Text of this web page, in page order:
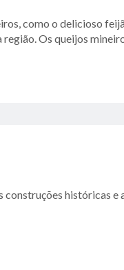
como o delicioso
Os queijos
históricas e